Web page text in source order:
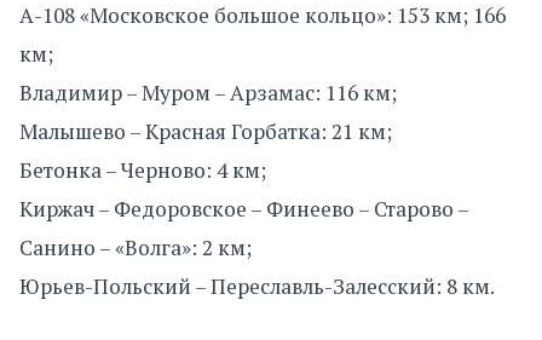
А-108 «Московское большое кольцо»: 153 км; 166
км;
Владимир – Муром – Арзамас: 116 км;
Малышево – Красная Горбатка: 21 км;
Бетонка – Черново: 4 км;
Киржач – Федоровское – Финеево – Старово –
Санино – «Волга»: 2 км;
Юрьев-Польский – Переславль-Залесский: 8 км.